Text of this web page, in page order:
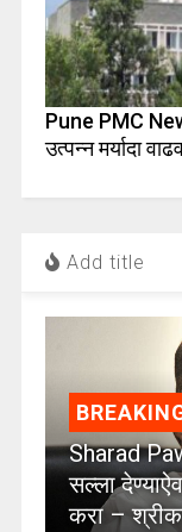
Pune PMC
उत्पन्न मर्यादा
Add title
Sharad
सल्ला
करा –